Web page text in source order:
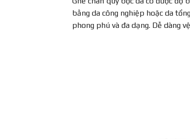
bằng da công nghiệp hoặc da
phong phú và đa dạng. Dễ dàng